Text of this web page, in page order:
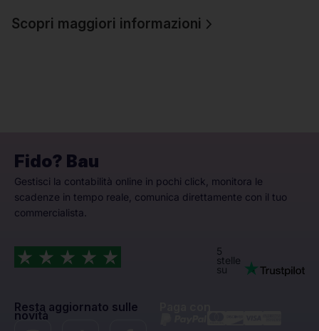
Scopri maggiori informazioni
Fido? Bau
Gestisci la contabilità online in pochi click, monitora le
scadenze in tempo reale, comunica direttamente con il tuo
commercialista.
5
stelle
su
Resta aggiornato sulle
novità